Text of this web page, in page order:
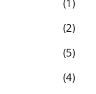
2
5
4